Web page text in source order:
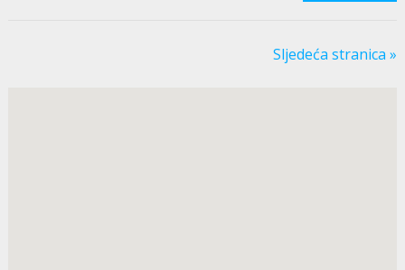
Sljedeća stranica »